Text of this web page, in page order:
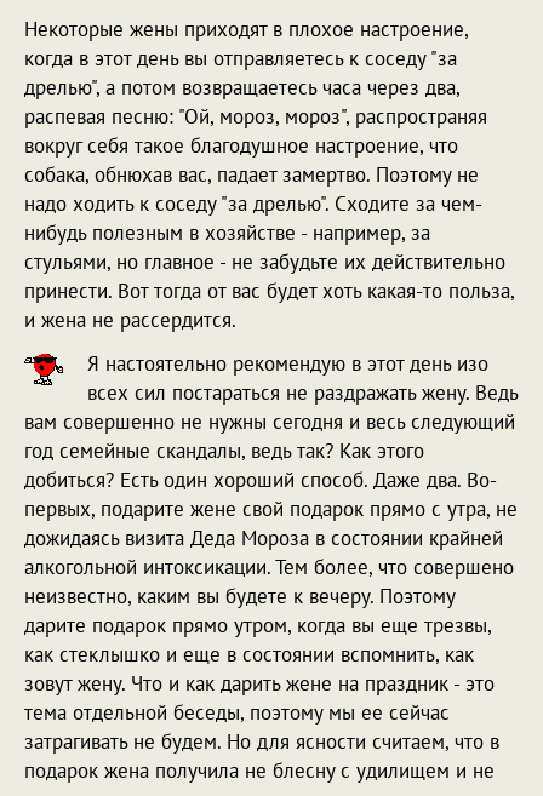
Некоторые жены приходят в плохое настроение,
когда в этот день вы отправляетесь к соседу "за
дрелью", а потом возвращаетесь часа через два,
распевая песню: "Ой, мороз, мороз", распространяя
вокруг себя такое благодушное настроение, что
собака, обнюхав вас, падает замертво. Поэтому не
надо ходить к соседу "за дрелью". Сходите за чем-
нибудь полезным в хозяйстве - например, за
стульями, но главное - не забудьте их действительно
принести. Вот тогда от вас будет хоть какая-то польза,
и жена не рассердится.
Я настоятельно рекомендую в этот день изо
всех сил постараться не раздражать жену. Ведь
вам совершенно не нужны сегодня и весь следующий
год семейные скандалы, ведь так? Как этого
добиться? Есть один хороший способ. Даже два. Во-
первых, подарите жене свой подарок прямо с утра, не
дожидаясь визита Деда Мороза в состоянии крайней
алкогольной интоксикации. Тем более, что совершено
неизвестно, каким вы будете к вечеру. Поэтому
дарите подарок прямо утром, когда вы еще трезвы,
как стеклышко и еще в состоянии вспомнить, как
зовут жену. Что и как дарить жене на праздник - это
тема отдельной беседы, поэтому мы ее сейчас
затрагивать не будем. Но для ясности считаем, что в
подарок жена получила не блесну с удилищем и не